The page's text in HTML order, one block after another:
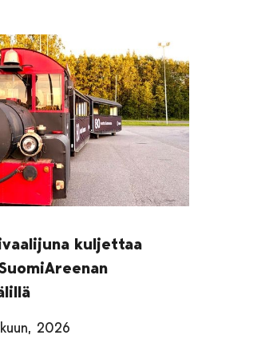
kuljettaa
2026